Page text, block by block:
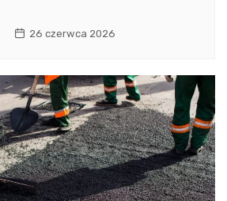
26 czerwca 2026